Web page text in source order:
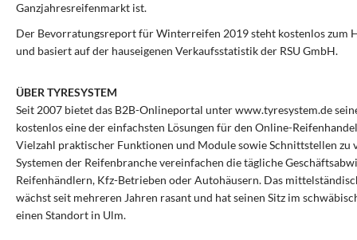
Ganzjahresreifenmarkt ist.
Der Bevorratungsreport für Winterreifen 2019 steht kostenlos zum
und basiert auf der hauseigenen Verkaufsstatistik der RSU GmbH.
ÜBER TYRESYSTEM
Seit 2007 bietet das B2B-Onlineportal unter www.tyresystem.de
kostenlos eine der einfachsten Lösungen für den Online-
Vielzahl praktischer Funktionen und Module sowie Schnittstellen zu
Systemen der Reifenbranche vereinfachen die tägliche
Reifenhändlern, Kfz-Betrieben oder Autohäusern. Das
wächst seit mehreren Jahren rasant und hat seinen Sitz im
einen Standort in Ulm.